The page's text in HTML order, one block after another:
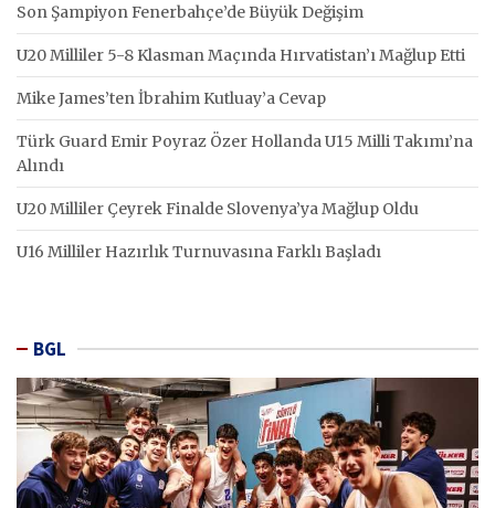
Son Şampiyon Fenerbahçe’de Büyük Değişim
U20 Milliler 5-8 Klasman Maçında Hırvatistan’ı Mağlup Etti
Mike James’ten İbrahim Kutluay’a Cevap
Türk Guard Emir Poyraz Özer Hollanda U15 Milli Takımı’na
Alındı
U20 Milliler Çeyrek Finalde Slovenya’ya Mağlup Oldu
U16 Milliler Hazırlık Turnuvasına Farklı Başladı
BGL